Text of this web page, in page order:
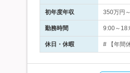
初年度年収 350万円
勤務時間 9:00～
休日・休暇 # 【年間